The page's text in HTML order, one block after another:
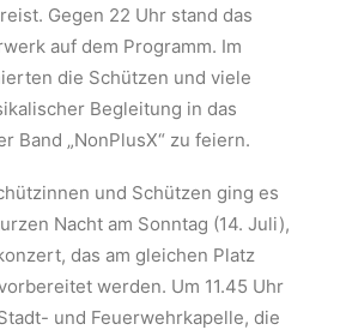
Gegen 22 Uhr stand das
auf dem Programm. Im
die Schützen und viele
Begleitung in das
Band „NonPlusX“ zu feiern.
und Schützen ging es
Nacht am Sonntag (14. Juli),
das am gleichen Platz
werden. Um 11.45 Uhr
und Feuerwehrkapelle, die